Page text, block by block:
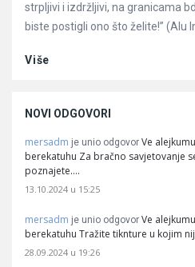
strpljivi i izdržljivi, na granicama
biste postigli ono što želite!” (Alu
Više
NOVI ODGOVORI
mersadm je unio odgovor Ve
berekatuhu Za bračno savjetovanje
poznajete.…
13.10.2024 u 15:25
mersadm je unio odgovor Ve
berekatuhu Tražite tiknture u kojim
28.09.2024 u 19:26